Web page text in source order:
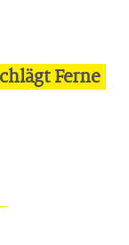
Ferne